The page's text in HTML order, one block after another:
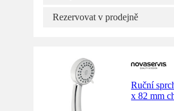
Rezervovat v prodejně
Ruční
x 82 mm